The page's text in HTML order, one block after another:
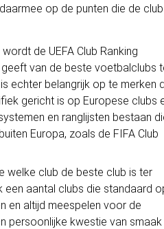
op de punten die de
de UEFA Club Ranking
van de beste voetbalclubs
echter belangrijk op te merken
gericht is op Europese clubs
en ranglijsten bestaan
Europa, zoals de FIFA Club
welke club de beste club is ter
een aantal clubs die standaard
en altijd meespelen voor de
persoonlijke kwestie van smaak